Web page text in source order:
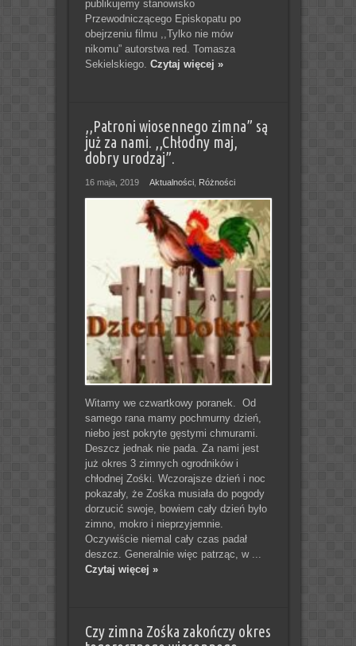
publikujemy stanowisko
Przewodniczącego Episkopatu po
obejrzeniu filmu ,,Tylko nie mów
nikomu” autorstwa red. Tomasza
Sekielskiego. Czytaj więcej »
,,Patroni wiosennego zimna” są
już za nami. ,,Chłodny maj,
dobry urodzaj”.
16 maja, 2019 Aktualności, Różności
Witamy we czwartkowy poranek. Od
samego rana mamy pochmurny dzień,
niebo jest pokryte gęstymi chmurami.
Deszcz jednak nie pada. Za nami jest
już okres 3 zimnych ogrodników i
chłodnej Zośki. Wczorajsze dzień i noc
pokazały, że Zośka musiała do pogody
dorzucić swoje, bowiem cały dzień było
zimno, mokro i nieprzyjemnie.
Oczywiście niemal cały czas padał
deszcz. Generalnie więc patrząc, w ...
Czytaj więcej »
Czy zimna Zośka zakończy okres